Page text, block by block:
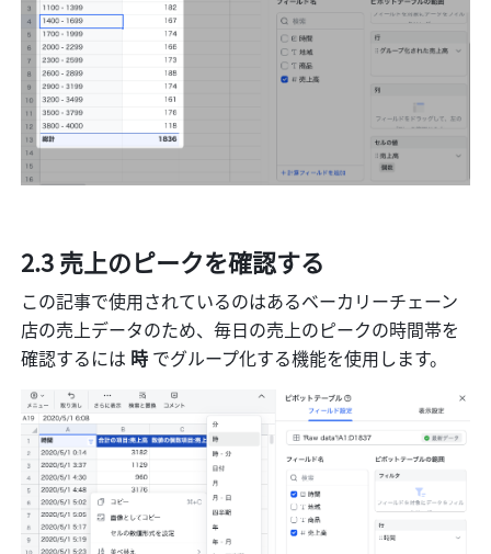
2.3 売上のピークを確認する
この記事で使用されているのはあるベーカリーチェーン
店の売上データのため、毎日の売上のピークの時間帯を
確認するには 時 でグループ化する機能を使用します。